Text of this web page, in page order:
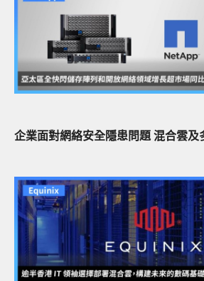
企業面對網絡安全隱患問題 混合雲